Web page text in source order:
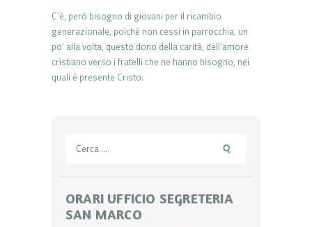
C’è, però bisogno di giovani per il ricambio
generazionale, poiché non cessi in parrocchia, un
po’ alla volta, questo dono della carità, dell’amore
cristiano verso i fratelli che ne hanno bisogno, nei
quali è presente Cristo.
per:
ORARI UFFICIO SEGRETERIA
SAN MARCO